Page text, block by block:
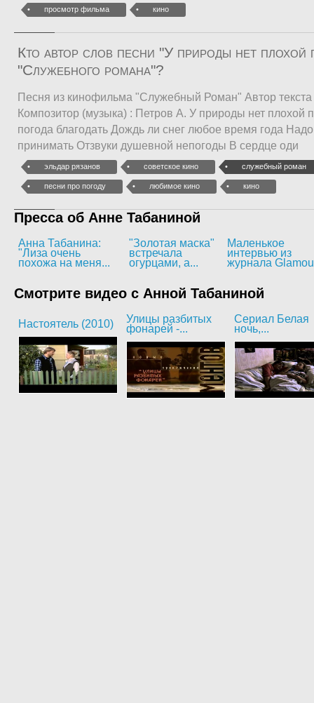
просмотр фильма кино
Кто автор слов песни "У природы нет плохой
"Служебного романа"?
Песня из кинофильма "Служебный Роман" Автор
Композитор (музыка) : Петров А. У природы нет плохой
погода благодать Дождь ли снег любое время года
принимать Отзвуки душевной непогоды В сердце оди
эльдар рязанов советское кино служебный роман
песни про погоду любимое кино кино
Пресса об Анне Табаниной
Анна Табанина:
"Лиза очень
похожа на меня...
"Золотая маска"
встречала
огурцами, а...
Маленькое
интервью из
журнала
Смотрите видео с Анной Табаниной
Настоятель (2010)
Улицы разбитых
фонарей -...
Сериал Белая
ночь,...